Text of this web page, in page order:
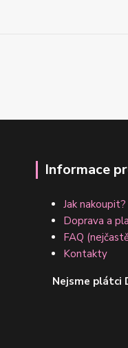
Informace
Jak nakoupit?
Doprava a
FAQ
Kontakty
Nejsme plátci